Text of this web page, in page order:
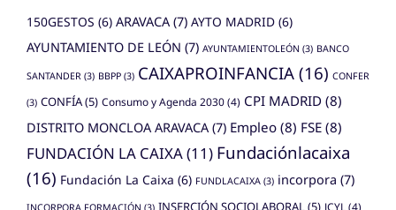
150GESTOS (6) ARAVACA (7) AYTO MADRID (6)
AYUNTAMIENTO DE LEÓN (7) AYUNTAMIENTOLEÓN (3) BANCO
SANTANDER (3) BBPP (3) CAIXAPROINFANCIA (16) CONFER
(3) CONFÍA(5) Consumo y Agenda 2030(4) CPI MADRID (8)
DISTRITO MONCLOA ARAVACA (7) Empleo (8) FSE (8)
FUNDACIÓN LA CAIXA(11) Fundaciónlacaixa
(16) Fundación La Caixa (6) FUNDLACAIXA (3) incorpora (7)
INCORPORA FORMACIÓN (3) INSERCIÓN SOCIOLABORAL(5) JCYL (4)